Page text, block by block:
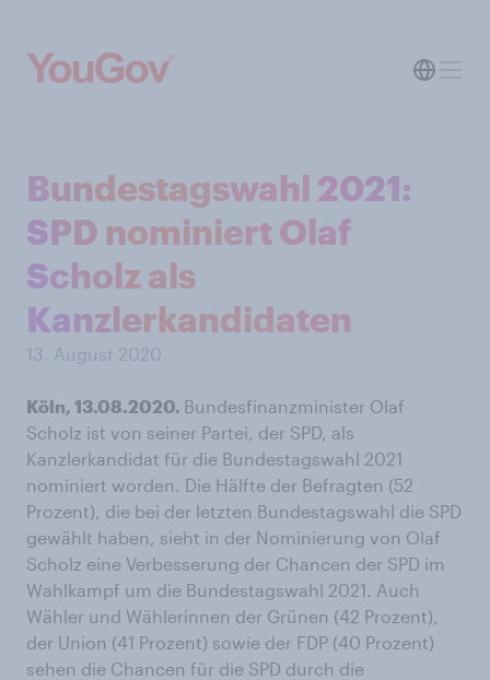
Bundestagswahl 2021:
SPD nominiert Olaf
Scholz als
Kanzlerkandidaten
13. August 2020
Köln, 13.08.2020. Bundesfinanzminister Olaf
Scholz ist von seiner Partei, der SPD, als
Kanzlerkandidat für die Bundestagswahl 2021
nominiert worden. Die Hälfte der Befragten (52
Prozent), die bei der letzten Bundestagswahl die SPD
gewählt haben, sieht in der Nominierung von Olaf
Scholz eine Verbesserung der Chancen der SPD im
Wahlkampf um die Bundestagswahl 2021. Auch
Wähler und Wählerinnen der Grünen (42 Prozent),
der Union (41 Prozent) sowie der FDP (40 Prozent)
sehen die Chancen für die SPD durch die